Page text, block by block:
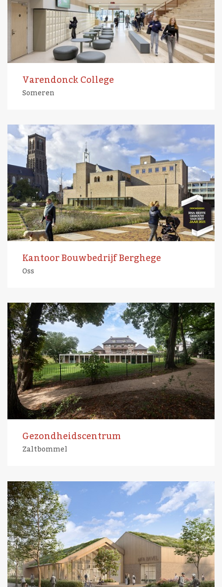
Varendonck College
Someren
Kantoor Bouwbedrijf Berghege
Oss
Gezondheidscentrum
Zaltbommel